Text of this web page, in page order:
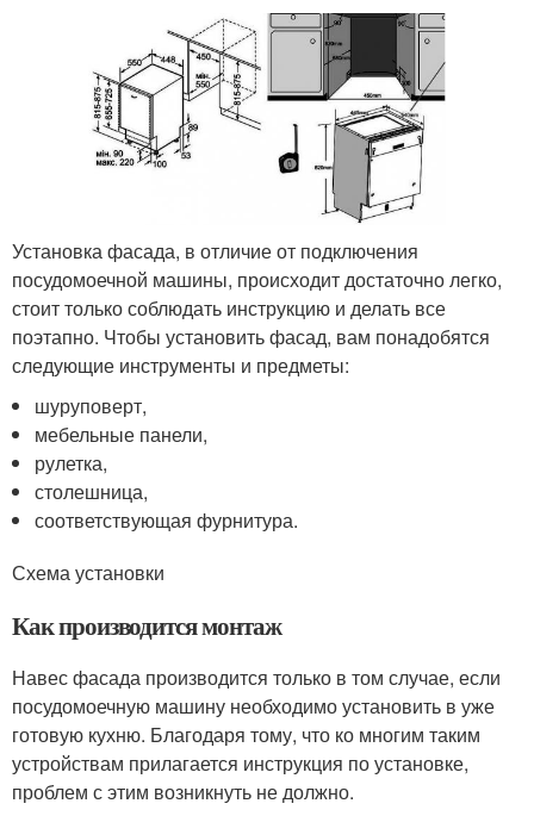
Установка фасада, в отличие от подключения
посудомоечной машины, происходит достаточно легко,
стоит только соблюдать инструкцию и делать все
поэтапно. Чтобы установить фасад, вам понадобятся
следующие инструменты и предметы:
шуруповерт,
мебельные панели,
рулетка,
столешница,
соответствующая фурнитура.
Схема установки
Как производится монтаж
Навес фасада производится только в том случае, если
посудомоечную машину необходимо установить в уже
готовую кухню. Благодаря тому, что ко многим таким
устройствам прилагается инструкция по установке,
проблем с этим возникнуть не должно.